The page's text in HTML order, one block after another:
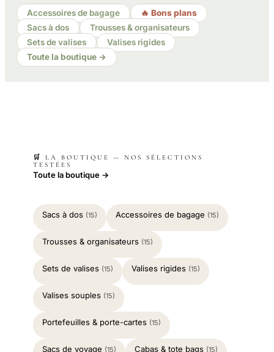
Accessoires de bagage
🔥 Bons plans
Sacs à dos
Trousses & organisateurs
Sets de valises
Valises rigides
Toute la boutique →
🛒 LA BOUTIQUE — NOS SÉLECTIONS
TESTÉES
Toute la boutique →
Sacs à dos (15) Accessoires de bagage (15)
Trousses & organisateurs (15)
Sets de valises (15) Valises rigides (15)
Valises souples (15)
Portefeuilles & porte-cartes (15)
Sacs de voyage (15) Cabas & tote bags (15)